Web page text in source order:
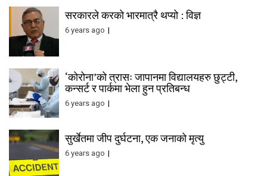
सरकारले करको भारमात्रै थप्यो : विज्ञ
6 years ago
‘कोरोना’को त्रासः जापानमा विद्यालयहरु छुट्टी,
कन्सर्ट र पार्कमा भेला हुन प्रतिबन्ध
6 years ago
सुर्खेतमा जीप दुर्घटना, एक जनाको मृत्यु
6 years ago